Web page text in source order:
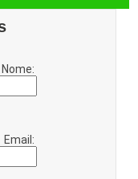
Nome:
Email: